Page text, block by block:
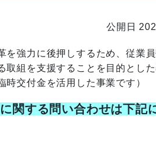
公開日
強力に後押しするため、従業
組を支援することを目的とした
時交付金を活用した事業です）
関する問い合わせは下記